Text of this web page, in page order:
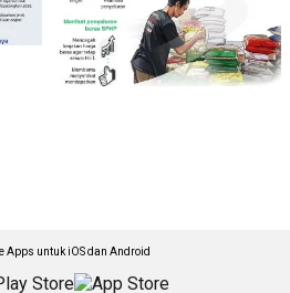
Apps untuk iOS dan Android